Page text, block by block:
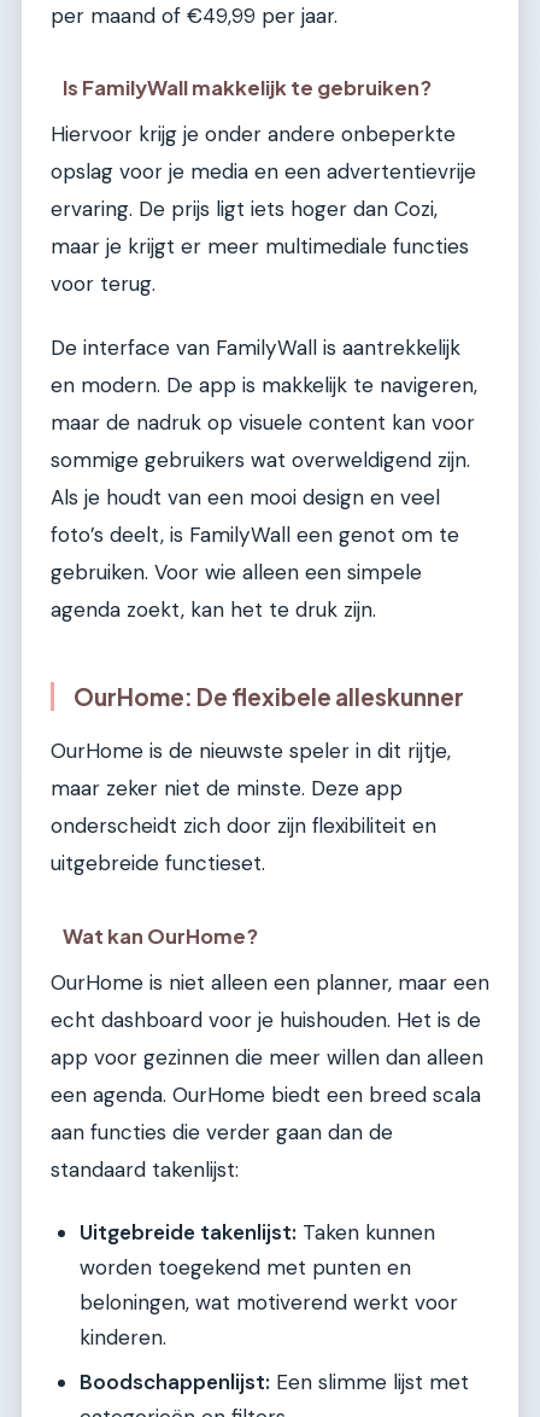
per maand of €49,99 per jaar.
Is FamilyWall makkelijk te gebruiken?
Hiervoor krijg je onder andere onbeperkte
opslag voor je media en een advertentievrije
ervaring. De prijs ligt iets hoger dan Cozi,
maar je krijgt er meer multimediale functies
voor terug.
De interface van FamilyWall is aantrekkelijk
en modern. De app is makkelijk te navigeren,
maar de nadruk op visuele content kan voor
sommige gebruikers wat overweldigend zijn.
Als je houdt van een mooi design en veel
foto’s deelt, is FamilyWall een genot om te
gebruiken. Voor wie alleen een simpele
agenda zoekt, kan het te druk zijn.
OurHome: De flexibele alleskunner
OurHome is de nieuwste speler in dit rijtje,
maar zeker niet de minste. Deze app
onderscheidt zich door zijn flexibiliteit en
uitgebreide functieset.
Wat kan OurHome?
OurHome is niet alleen een planner, maar een
echt dashboard voor je huishouden. Het is de
app voor gezinnen die meer willen dan alleen
een agenda. OurHome biedt een breed scala
aan functies die verder gaan dan de
standaard takenlijst:
Uitgebreide takenlijst: Taken kunnen
worden toegekend met punten en
beloningen, wat motiverend werkt voor
kinderen.
Boodschappenlijst: Een slimme lijst met